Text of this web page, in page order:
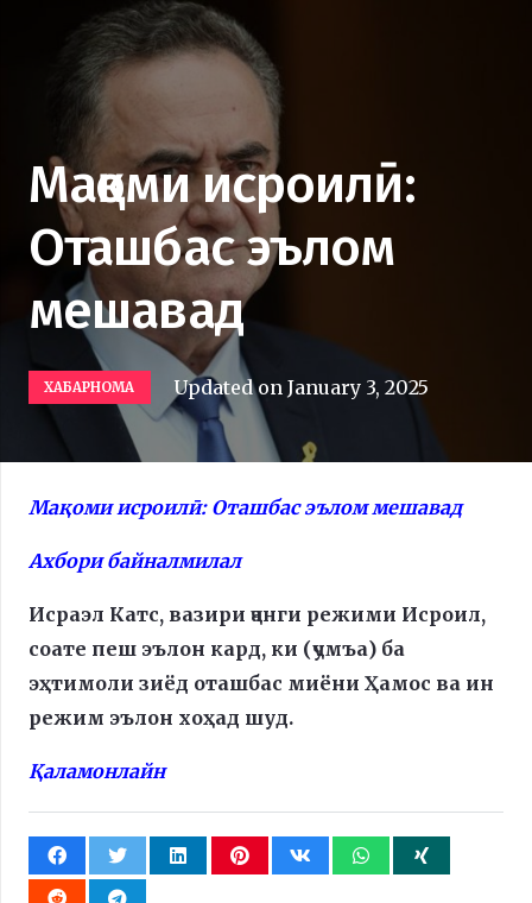
Мақоми исроилӣ:
Оташбас эълом
мешавад
ХАБАРНОМА Updated onJanuary 3, 2025
Мақоми исроилӣ: Оташбас эълом мешавад
Ахбори байналмилал
Исраэл Катс, вазири ҷанги режими Исроил,
соате пеш эълон кард, ки (ҷумъа) ба
эҳтимоли зиёд оташбас миёни Ҳамос ва ин
режим эълон хоҳад шуд.
Қаламонлайн